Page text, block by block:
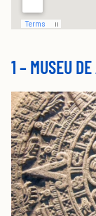
1 – MUSEU